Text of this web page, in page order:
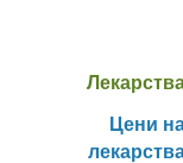
Цени